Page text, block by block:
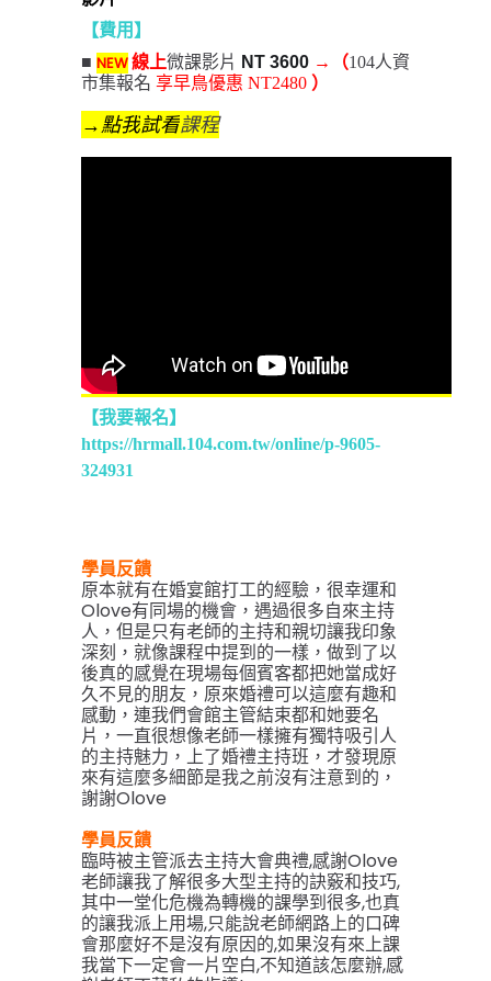
【費用 】
■ NEW線上微課影片 NT 3600 → （104人資
市集報名 享早鳥優惠 NT2480 ）
→點我試看課程
【我要報名】
https://hrmall.104.com.tw/online/p-9605-
324931
學員反饋
原本就有在婚宴館打工的經驗，很幸運和
Olove有同場的機會，遇過很多自來主持
人，但是只有老師的主持和親切讓我印象
深刻，就像課程中提到的一樣，做到了以
後真的感覺在現場每個賓客都把她當成好
久不見的朋友，原來婚禮可以這麼有趣和
感動，連我們會館主管結束都和她要名
片，一直很想像老師一樣擁有獨特吸引人
的主持魅力， 上了婚禮主持班，才發現原
來有這麼多細節是我之前沒有注意到的，
謝謝Olove
學員反饋
臨時被主管派去主持大會典禮,感謝Olove
老師讓我了解很多大型主持的訣竅和技巧,
其中一堂化危機為轉機的課學到很多,也真
的讓我派上用場,只能說老師網路上的口碑
會那麼好不是沒有原因的,如果沒有來上課
我當下一定會一片空白,不知道該怎麼辦,感